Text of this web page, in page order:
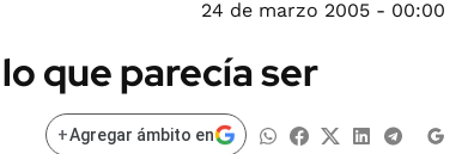
REPORT
MUNDO
INFORMACIÓN GENERAL
24 de marzo 2005 - 00:00
que parecía ser
+Agregar ámbito en